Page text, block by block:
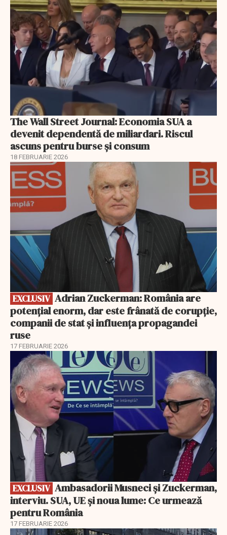
The Wall Street Journal: Economia SUA a
devenit dependentă de miliardari. Riscul
ascuns pentru burse și consum
18 FEBRUARIE 2026
EXCLUSIV
EXCLUSIV
potențial enorm, dar este frânată de corupție,
companii de stat și influența propagandei
ruse
17 FEBRUARIE 2026
EXCLUSIV
EXCLUSIV
interviu. SUA, UE și noua lume: Ce urmează
pentru România
17 FEBRUARIE 2026